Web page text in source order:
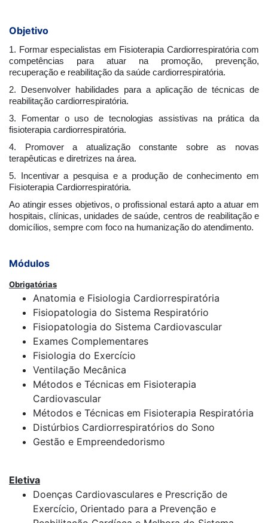
Objetivo
1. Formar especialistas em Fisioterapia Cardiorrespiratória com
competências para atuar na promoção, prevenção,
recuperação e reabilitação da saúde cardiorrespiratória.
2. Desenvolver habilidades para a aplicação de técnicas de
reabilitação cardiorrespiratória.
3. Fomentar o uso de tecnologias assistivas na prática da
fisioterapia cardiorrespiratória.
4. Promover a atualização constante sobre as novas
terapêuticas e diretrizes na área.
5. Incentivar a pesquisa e a produção de conhecimento em
Fisioterapia Cardiorrespiratória.
Ao atingir esses objetivos, o profissional estará apto a atuar em
hospitais, clínicas, unidades de saúde, centros de reabilitação e
domicílios, sempre com foco na humanização do atendimento.
Módulos
Obrigatórias
Anatomia e Fisiologia Cardiorrespiratória
Fisiopatologia do Sistema Respiratório
Fisiopatologia do Sistema Cardiovascular
Exames Complementares
Fisiologia do Exercício
Ventilação Mecânica
Métodos e Técnicas em Fisioterapia
Cardiovascular
Métodos e Técnicas em Fisioterapia Respiratória
Distúrbios Cardiorrespiratórios do Sono
Gestão e Empreendedorismo
Eletiva
Doenças Cardiovasculares e Prescrição de
Exercício, Orientado para a Prevenção e